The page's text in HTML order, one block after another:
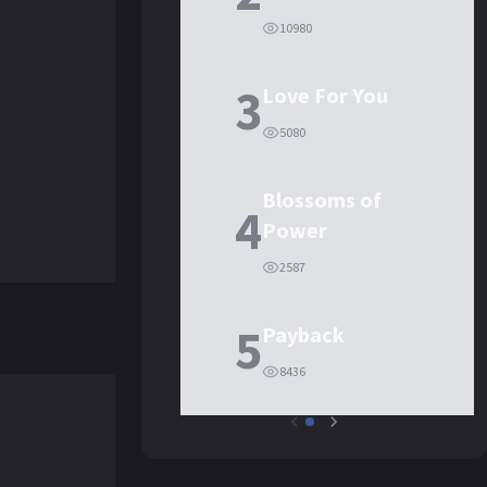
10980
3Love For You
5080
4Blossoms of
Power
2587
5Payback
8436